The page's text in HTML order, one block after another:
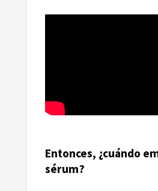
Entonces, ¿cuándo
sérum?